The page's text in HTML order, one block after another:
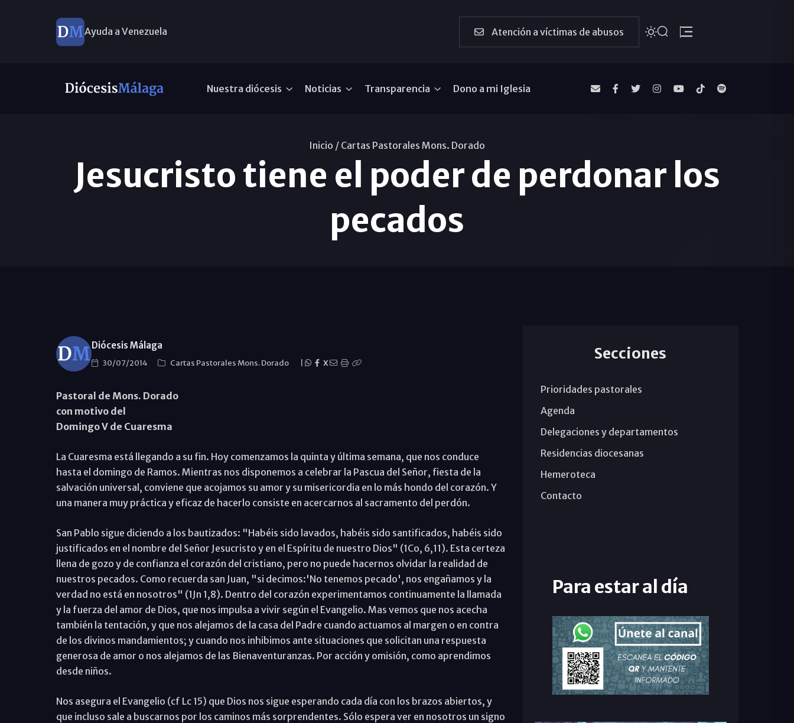
Ayuda a Venezuela Atención a víctimas de abusos
Nuestra diócesis Noticias Transparencia Dono a mi Iglesia
Inicio / Cartas Pastorales Mons. Dorado
Jesucristo tiene el poder de perdonar los
pecados
Diócesis Málaga
30/07/2014 Cartas Pastorales Mons. Dorado X
Pastoral de Mons. Dorado
con motivo del
Domingo V de Cuaresma
La Cuaresma está llegando a su fin. Hoy comenzamos la quinta y última semana, que nos conduce
hasta el domingo de Ramos. Mientras nos disponemos a celebrar la Pascua del Señor, fiesta de la
salvación universal, conviene que acojamos su amor y su misericordia en lo más hondo del corazón. Y
una manera muy práctica y eficaz de hacerlo consiste en acercarnos al sacramento del perdón.
San Pablo sigue diciendo a los bautizados: "Habéis sido lavados, habéis sido santificados, habéis sido
justificados en el nombre del Señor Jesucristo y en el Espíritu de nuestro Dios" (1Co, 6,11). Esta certeza
llena de gozo y de confianza el corazón del cristiano, pero no puede hacernos olvidar la realidad de
nuestros pecados. Como recuerda san Juan, "si decimos:'No tenemos pecado', nos engañamos y la
verdad no está en nosotros" (1Jn 1,8). Dentro del corazón experimentamos continuamente la llamada
y la fuerza del amor de Dios, que nos impulsa a vivir según el Evangelio. Mas vemos que nos acecha
también la tentación, y que nos alejamos de la casa del Padre cuando actuamos al margen o en contra
de los divinos mandamientos; y cuando nos inhibimos ante situaciones que solicitan una respuesta
generosa de amor o nos alejamos de las Bienaventuranzas. Por acción y omisión, como aprendimos
desde niños.
Nos asegura el Evangelio (cf Lc 15) que Dios nos sigue esperando cada día con los brazos abiertos, y
que incluso sale a buscarnos por los caminos más sorprendentes. Sólo espera ver en nosotros un signo
Secciones
Prioridades pastorales
Agenda
Delegaciones y departamentos
Residencias diocesanas
Hemeroteca
Contacto
Para estar al día